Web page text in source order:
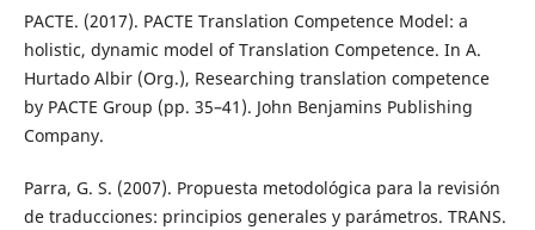
PACTE. (2017). PACTE Translation Competence Model: a
holistic, dynamic model of Translation Competence. In A.
Hurtado Albir (Org.), Researching translation competence
by PACTE Group (pp. 35–41). John Benjamins Publishing
Company.
Parra, G. S. (2007). Propuesta metodológica para la revisión
de traducciones: principios generales y parámetros. TRANS.